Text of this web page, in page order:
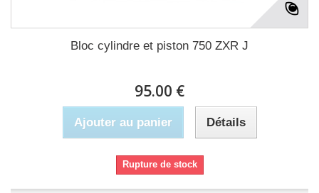
Bloc cylindre et piston 750 ZXR J
95.00 €
Ajouter au panier Détails
Rupture de stock